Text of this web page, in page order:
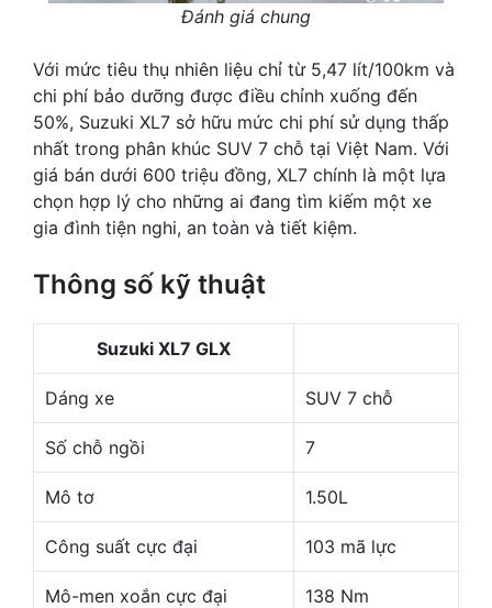
Đánh giá chung
Với mức tiêu thụ nhiên liệu chỉ từ 5,47 lít/100km và
chi phí bảo dưỡng được điều chỉnh xuống đến
50%, Suzuki XL7 sở hữu mức chi phí sử dụng thấp
nhất trong phân khúc SUV 7 chỗ tại Việt Nam. Với
giá bán dưới 600 triệu đồng, XL7 chính là một lựa
chọn hợp lý cho những ai đang tìm kiếm một xe
gia đình tiện nghi, an toàn và tiết kiệm.
Thông số kỹ thuật
Suzuki XL7 GLX
Dáng xe SUV 7 chỗ
Số chỗ ngồi 7
Mô tơ 1.50L
Công suất cực đại 103 mã lực
Mô-men xoắn cực đại 138 Nm